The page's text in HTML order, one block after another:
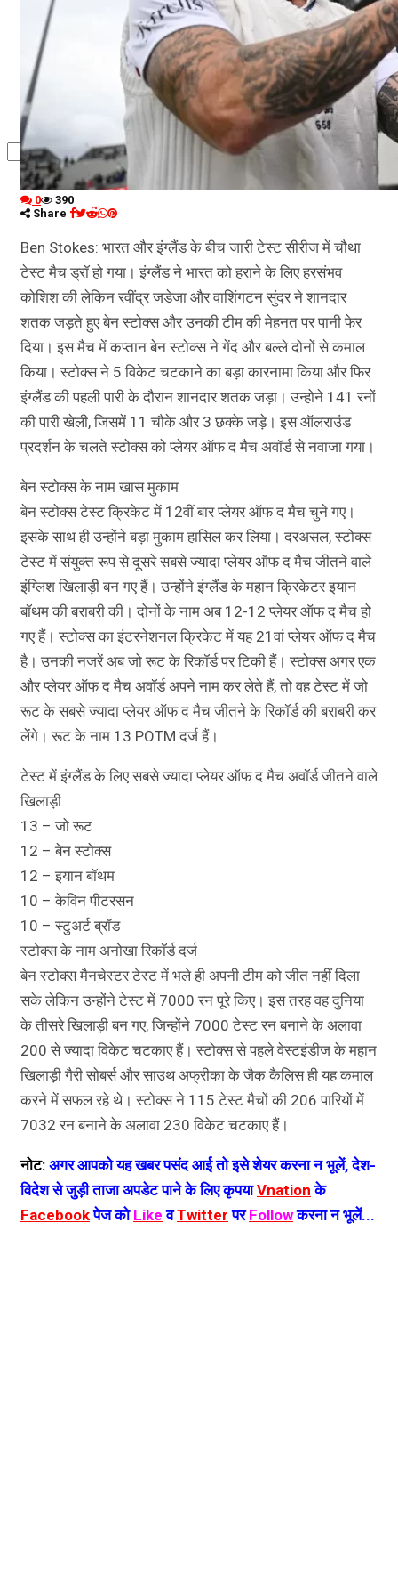
विज्ञान तकनीकी
0
390
Share
Ben Stokes: भारत और इंग्लैंड के बीच जारी टेस्ट सीरीज में चौथा
टेस्ट मैच ड्रॉ हो गया। इंग्लैंड ने भारत को हराने के लिए हरसंभव
कोशिश की लेकिन रवींद्र जडेजा और वाशिंगटन सुंदर ने शानदार
शतक जड़ते हुए बेन स्टोक्स और उनकी टीम की मेहनत पर पानी फेर
दिया। इस मैच में कप्तान बेन स्टोक्स ने गेंद और बल्ले दोनों से कमाल
किया। स्टोक्स ने 5 विकेट चटकाने का बड़ा कारनामा किया और फिर
इंग्लैंड की पहली पारी के दौरान शानदार शतक जड़ा। उन्होने 141 रनों
की पारी खेली, जिसमें 11 चौके और 3 छक्के जड़े। इस ऑलराउंड
प्रदर्शन के चलते स्टोक्स को प्लेयर ऑफ द मैच अवॉर्ड से नवाजा गया।
बेन स्टोक्स के नाम खास मुकाम
बेन स्टोक्स टेस्ट क्रिकेट में 12वीं बार प्लेयर ऑफ द मैच चुने गए।
इसके साथ ही उन्होंने बड़ा मुकाम हासिल कर लिया। दरअसल, स्टोक्स
टेस्ट में संयुक्त रूप से दूसरे सबसे ज्यादा प्लेयर ऑफ द मैच जीतने वाले
इंग्लिश खिलाड़ी बन गए हैं। उन्होंने इंग्लैंड के महान क्रिकेटर इयान
बॉथम की बराबरी की। दोनों के नाम अब 12-12 प्लेयर ऑफ द मैच हो
गए हैं। स्टोक्स का इंटरनेशनल क्रिकेट में यह 21वां प्लेयर ऑफ द मैच
है। उनकी नजरें अब जो रूट के रिकॉर्ड पर टिकी हैं। स्टोक्स अगर एक
और प्लेयर ऑफ द मैच अवॉर्ड अपने नाम कर लेते हैं, तो वह टेस्ट में जो
रूट के सबसे ज्यादा प्लेयर ऑफ द मैच जीतने के रिकॉर्ड की बराबरी कर
लेंगे। रूट के नाम 13 POTM दर्ज हैं।
टेस्ट में इंग्लैंड के लिए सबसे ज्यादा प्लेयर ऑफ द मैच अवॉर्ड जीतने वाले
खिलाड़ी
13 – जो रूट
12 – बेन स्टोक्स
12 – इयान बॉथम
10 – केविन पीटरसन
10 – स्टुअर्ट ब्रॉड
स्टोक्स के नाम अनोखा रिकॉर्ड दर्ज
बेन स्टोक्स मैनचेस्टर टेस्ट में भले ही अपनी टीम को जीत नहीं दिला
सके लेकिन उन्होंने टेस्ट में 7000 रन पूरे किए। इस तरह वह दुनिया
के तीसरे खिलाड़ी बन गए, जिन्होंने 7000 टेस्ट रन बनाने के अलावा
200 से ज्यादा विकेट चटकाए हैं। स्टोक्स से पहले वेस्टइंडीज के महान
खिलाड़ी गैरी सोबर्स और साउथ अफ्रीका के जैक कैलिस ही यह कमाल
करने में सफल रहे थे। स्टोक्स ने 115 टेस्ट मैचों की 206 पारियों में
7032 रन बनाने के अलावा 230 विकेट चटकाए हैं।
नोट: अगर आपको यह खबर पसंद आई तो इसे शेयर करना न भूलें, देश-
विदेश से जुड़ी ताजा अपडेट पाने के लिए कृपयाVnation के
Facebookपेज को Like वTwitter परFollowकरना न भूलें...